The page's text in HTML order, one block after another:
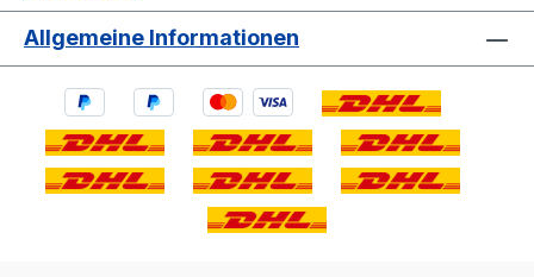
Allgemeine Informationen